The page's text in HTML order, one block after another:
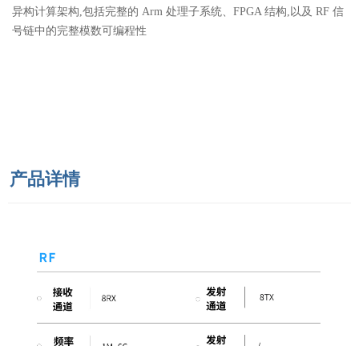
异构计算架构,包括完整的 Arm 处理子系统、FPGA 结构,以及 RF 信
号链中的完整模数可编程性
产品详情